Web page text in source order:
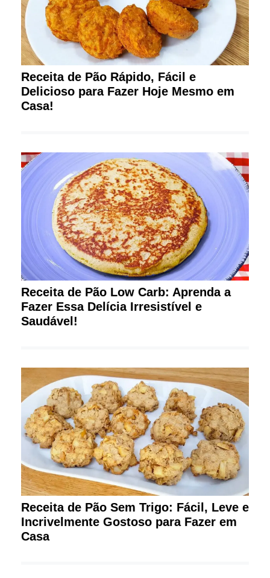
Receita de Pão Rápido, Fácil e
Delicioso para Fazer Hoje Mesmo em
Casa!
Receita de Pão Low Carb: Aprenda a
Fazer Essa Delícia Irresistível e
Saudável!
Receita de Pão Sem Trigo: Fácil, Leve e
Incrivelmente Gostoso para Fazer em
Casa